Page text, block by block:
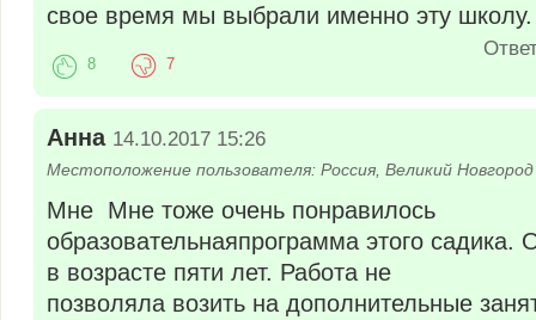
свое время мы выбрали именно эту школу.
8 7
Анна 14.10.2017 15:26
Местоположение пользователя: Россия, Великий Новгород
Мне Мне тоже очень понравилось
образовательнаяпрограмма этого садика.
в возрасте пяти лет. Работа не
позволяла возить на дополнительные